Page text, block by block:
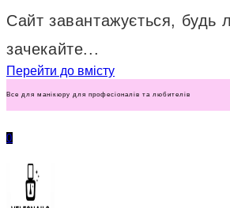
Сайт завантажується, будь
зачекайте...
Перейти до вмісту
Все для манікюру для професіоналів та любителів
0